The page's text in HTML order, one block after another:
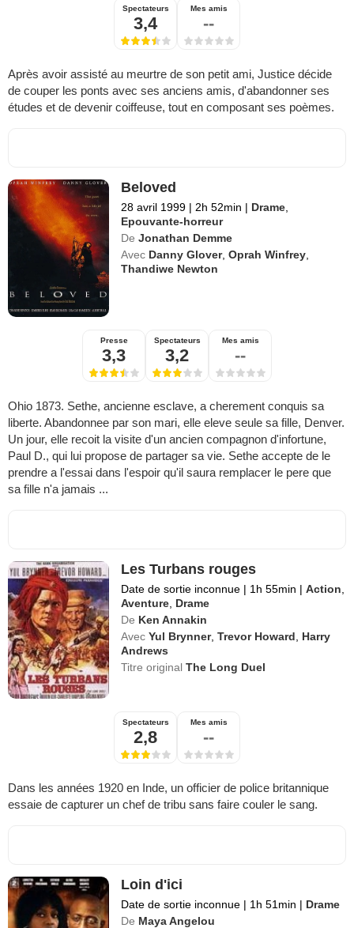
Spectateurs
3,4
Mes amis
--
Après avoir assisté au meurtre de son petit ami, Justice décide
de couper les ponts avec ses anciens amis, d'abandonner ses
études et de devenir coiffeuse, tout en composant ses poèmes.
Beloved
28 avril 1999 | 2h 52min | Drame
Epouvante-horreur
De Jonathan Demme
Avec Danny Glover,Oprah Winfrey
Thandiwe Newton
Presse
3,3
Spectateurs
3,2
Mes amis
--
Ohio 1873. Sethe, ancienne esclave, a cherement conquis sa
liberte. Abandonnee par son mari, elle eleve seule sa fille, Denver.
Un jour, elle recoit la visite d'un ancien compagnon d'infortune,
Paul D., qui lui propose de partager sa vie. Sethe accepte de le
prendre a l'essai dans l'espoir qu'il saura remplacer le pere que
sa fille n'a jamais ...
Les Turbans rouges
Date de sortie inconnue | 1h 55min | Action
Aventure Drame
De Ken Annakin
Avec Yul Brynner,Trevor Howard
Harry
Andrews
Titre originalThe Long Duel
Spectateurs
2,8
Mes amis
--
Dans les années 1920 en Inde, un officier de police britannique
essaie de capturer un chef de tribu sans faire couler le sang.
Loin d'ici
Date de sortie inconnue | 1h 51min | Drame
De Maya Angelou